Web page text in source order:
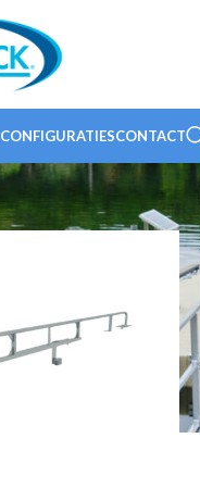
CONFIGURATIESCONTACT